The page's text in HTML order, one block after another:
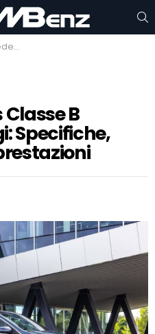
e prestazioni
B
Specifiche,